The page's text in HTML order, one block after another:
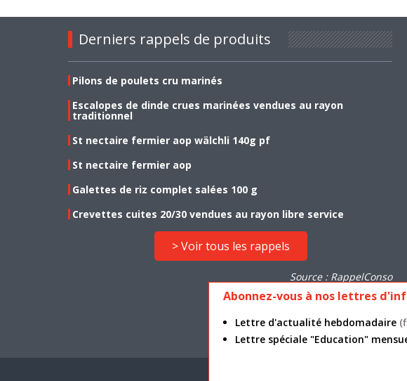
Derniers rappels de produits
Pilons de poulets cru marinés
Escalopes de dinde crues marinées vendues au rayon
traditionnel
St nectaire fermier aop wälchli 140g pf
St nectaire fermier aop
Galettes de riz complet salées 100 g
Crevettes cuites 20/30 vendues au rayon libre service
> Voir tous les rappels
Source : RappelConso
Abonnez-vous à nos lettres
Lettre d'actualité hebdomadaire
Lettre spéciale "Education"